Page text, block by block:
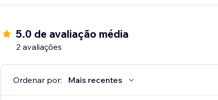
5.0 de avaliação média
2 avaliações
Ordenar por: Mais recentes